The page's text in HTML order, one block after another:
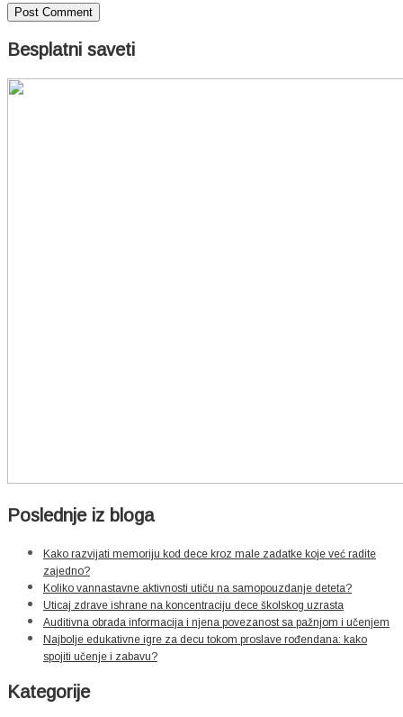
Besplatni saveti
Poslednje iz bloga
Kako razvijati memoriju kod dece kroz male zadatke koje već radite
zajedno?
Koliko vannastavne aktivnosti utiču na samopouzdanje deteta?
Uticaj zdrave ishrane na koncentraciju dece školskog uzrasta
Auditivna obrada informacija i njena povezanost sa pažnjom i učenjem
Najbolje edukativne igre za decu tokom proslave rođendana: kako
spojiti učenje i zabavu?
Kategorije